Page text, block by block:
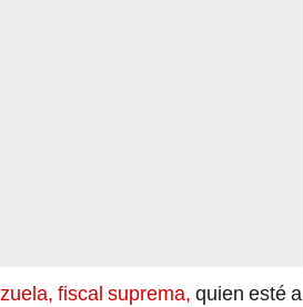
fiscal suprema, quien esté a